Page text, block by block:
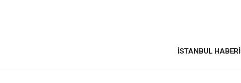
İSTANBUL HABERİ